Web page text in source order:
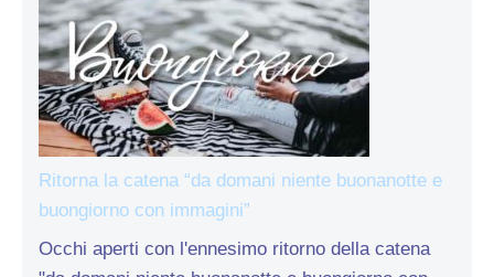
Ritorna la catena “da domani niente buonanotte e
buongiorno con immagini”
Occhi aperti con l'ennesimo ritorno della catena